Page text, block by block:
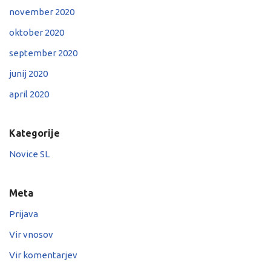
november 2020
oktober 2020
september 2020
junij 2020
april 2020
Kategorije
Novice SL
Meta
Prijava
Vir vnosov
Vir komentarjev